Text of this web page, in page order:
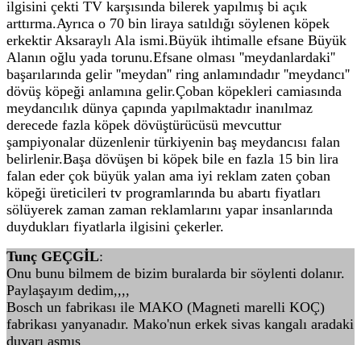
ilgisini çekti TV karşısında bilerek yapılmış bi açık
arttırma.Ayrıca o 70 bin liraya satıldığı söylenen köpek
erkektir Aksaraylı Ala ismi.Büyük ihtimalle efsane Büyük
Alanın oğlu yada torunu.Efsane olması ''meydanlardaki''
başarılarında gelir ''meydan'' ring anlamındadır ''meydancı''
dövüş köpeği anlamına gelir.Çoban köpekleri camiasında
meydancılık dünya çapında yapılmaktadır inanılmaz
derecede fazla köpek dövüştürücüsü mevcuttur
şampiyonalar düzenlenir türkiyenin baş meydancısı falan
belirlenir.Başa dövüşen bi köpek bile en fazla 15 bin lira
falan eder çok büyük yalan ama iyi reklam zaten çoban
köpeği üreticileri tv programlarında bu abartı fiyatları
sölüyerek zaman zaman reklamlarını yapar insanlarında
duydukları fiyatlarla ilgisini çekerler.
Tunç GEÇGİL:
Onu bunu bilmem de bizim buralarda bir söylenti dolanır.
Paylaşayım dedim,,,,
Bosch un fabrikası ile MAKO (Magneti marelli KOÇ)
fabrikası yanyanadır. Mako'nun erkek sivas kangalı aradaki
duvarı aşmış